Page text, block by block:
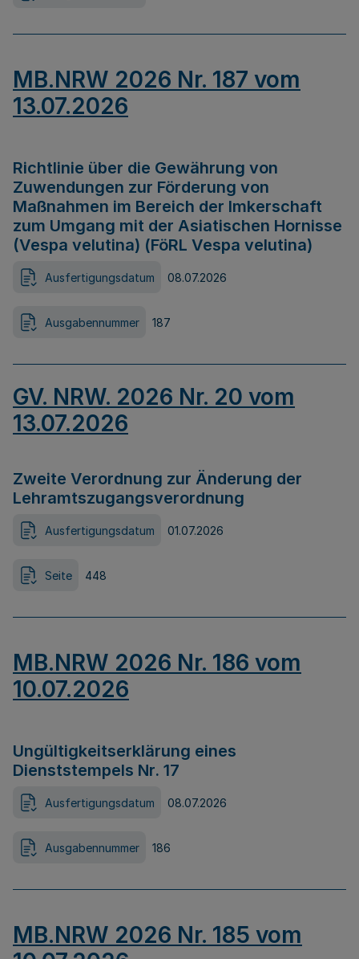
MB.NRW 2026 Nr. 187 vom
13.07.2026
Richtlinie über die Gewährung von
Zuwendungen zur Förderung von
Maßnahmen im Bereich der Imkerschaft
zum Umgang mit der Asiatischen Hornisse
(Vespa velutina) (FöRL Vespa velutina)
Ausfertigungsdatum 08.07.2026
Ausgabennummer 187
GV. NRW. 2026 Nr. 20 vom
13.07.2026
Zweite Verordnung zur Änderung der
Lehramtszugangsverordnung
Ausfertigungsdatum 01.07.2026
Seite 448
MB.NRW 2026 Nr. 186 vom
10.07.2026
Ungültigkeitserklärung eines
Dienststempels Nr. 17
Ausfertigungsdatum 08.07.2026
Ausgabennummer 186
MB.NRW 2026 Nr. 185 vom